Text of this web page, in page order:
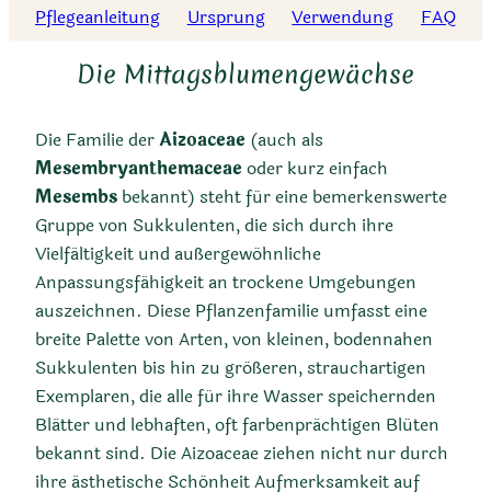
Pflegeanleitung
Ursprung Verwendung FAQ
Die Mittagsblumengewächse
Die Familie derAizoaceae (auch als
Mesembryanthemaceae oder kurz einfach
Mesembs bekannt) steht für eine bemerkenswerte
Gruppe von Sukkulenten, die sich durch ihre
Vielfältigkeit und außergewöhnliche
Anpassungsfähigkeit an trockene Umgebungen
auszeichnen. Diese Pflanzenfamilie umfasst eine
breite Palette von Arten, von kleinen, bodennahen
Sukkulenten bis hin zu größeren, strauchartigen
Exemplaren, die alle für ihre Wasser speichernden
Blätter und lebhaften, oft farbenprächtigen Blüten
bekannt sind. Die Aizoaceae ziehen nicht nur durch
ihre ästhetische Schönheit Aufmerksamkeit auf